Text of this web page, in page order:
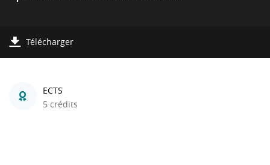
Télécharger
ECTS
5 crédits